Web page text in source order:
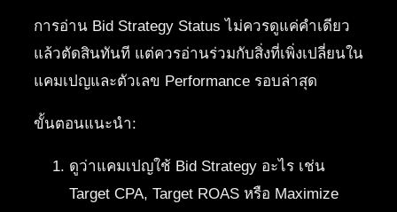
การอ่าน Bid Strategy Status ไม่ควรดูแค่คำเดียว
แล้วตัดสินทันที แต่ควรอ่านร่วมกับสิ่งที่เพิ่งเปลี่ยนใน
แคมเปญและตัวเลข Performance รอบล่าสุด
ขั้นตอนแนะนำ:
ดูว่าแคมเปญใช้ Bid Strategy อะไร เช่น
Target CPA, Target ROAS หรือ Maximize